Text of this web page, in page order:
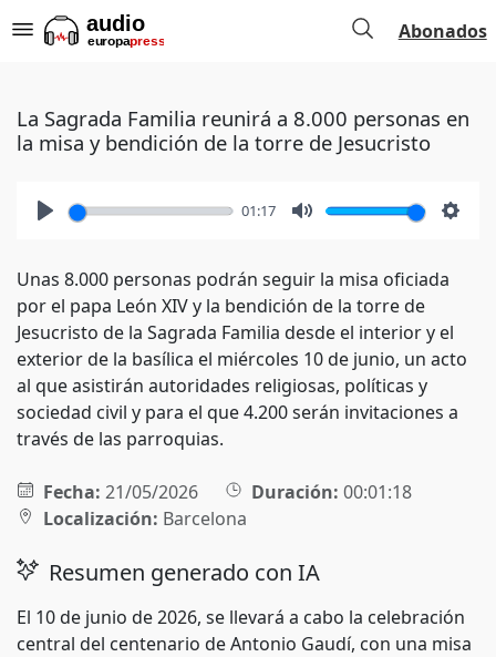
Abonados
La Sagrada Familia reunirá a 8.000 personas en
la misa y bendición de la torre de Jesucristo
01:17
Unas 8.000 personas podrán seguir la misa oficiada
por el papa León XIV y la bendición de la torre de
Jesucristo de la Sagrada Familia desde el interior y el
exterior de la basílica el miércoles 10 de junio, un acto
al que asistirán autoridades religiosas, políticas y
sociedad civil y para el que 4.200 serán invitaciones a
través de las parroquias.
Fecha: 21/05/2026 Duración: 00:01:18
Localización: Barcelona
Resumen generado con IA
El 10 de junio de 2026, se llevará a cabo la celebración
central del centenario de Antonio Gaudí, con una misa